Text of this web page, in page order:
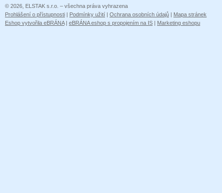
© 2026, ELSTAK s.r.o. – všechna práva vyhrazena
Prohlášení o přístupnosti | Podmínky užití | Ochrana osobních údajů | Mapa stránek
Eshop vytvořila eBRÁNA| eBRÁNA eshop s propojením na IS | Marketing eshopu